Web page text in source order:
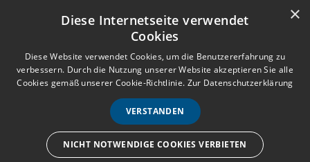
Anmelden Registrieren
e
n
ü
Wir lassen nur die Hand los,
×
Diese Internetseite verwendet
Cookies
Diese Website verwendet Cookies, um die Benutzererfahrung zu
verbessern. Durch die Nutzung unserer Website akzeptieren Sie alle
Cookies gemäß unserer Cookie-Richtlinie. Zur Datenschutzerklärung
VERSTANDEN
NICHT NOTWENDIGE COOKIES VERBIETEN